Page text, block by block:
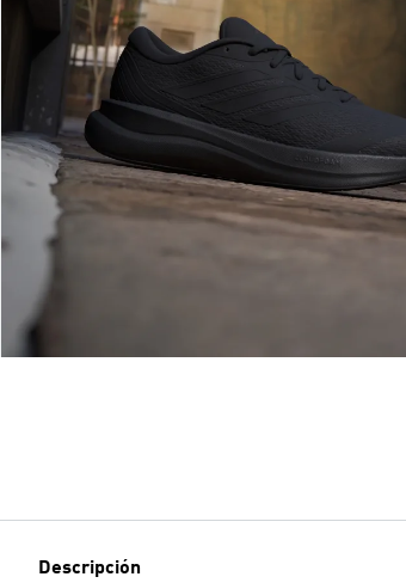
Descripción